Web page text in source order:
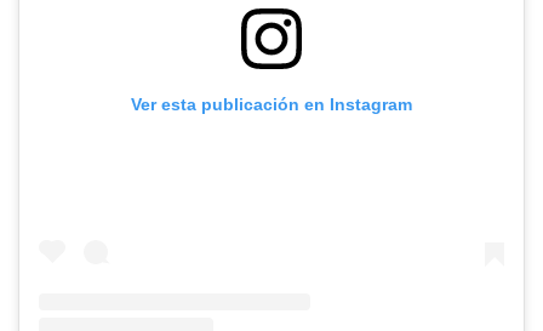
Ver esta publicación en Instagram